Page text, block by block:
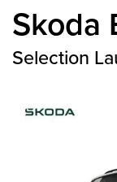
Skoda
Selection